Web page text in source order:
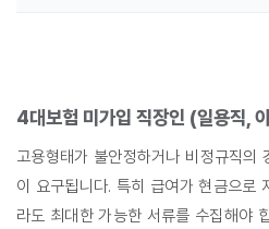
4대보험 미가입 직장인 (일용직,
고용형태가 불안정하거나 비정규직의
이 요구됩니다. 특히 급여가 현금으로
라도 최대한 가능한 서류를 수집해야